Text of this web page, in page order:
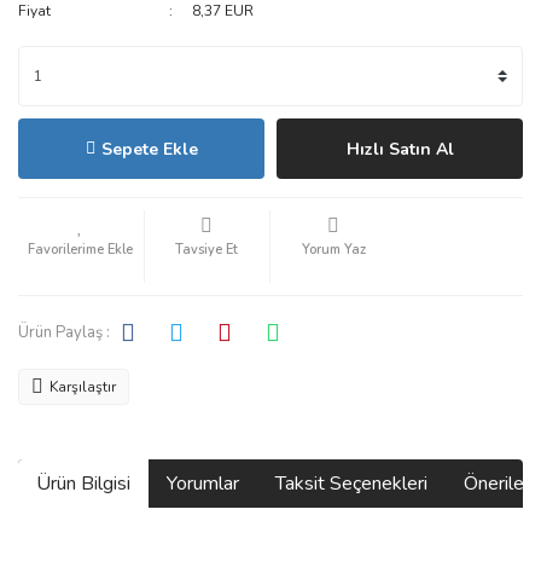
Fiyat
8,37 EUR
Sepete Ekle Hızlı Satın Al
Tavsiye Et Yorum Yaz
Ürün Paylaş :
Karşılaştır
Ürün Bilgisi Yorumlar Taksit Seçenekleri